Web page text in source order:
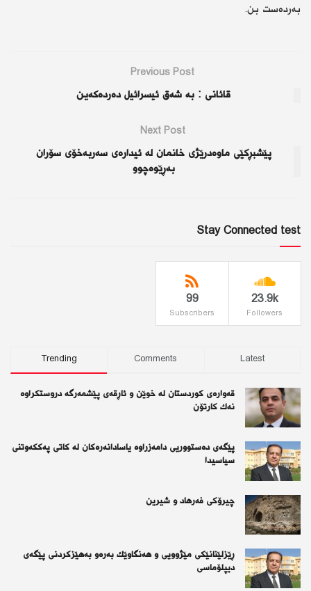
بەردەست بن.
Previous Post
قائانی : بە شەق ئیسرائیل دەردەكەین
Next Post
پێشبڕکێی ماوەدرێژی خانمان لە ئیدارەی سەربەخۆی سۆران
بەڕێوەچوو
Stay Connected test
23.9k
Followers
99
Subscribers
Trending Comments Latest
قەوارەی كوردستان لە خوێن و ئاڕقەی پێشمەرگە دروستكراوە
نەك كارتۆن
پێگەی دەستووریی دامەزراوە یاسادانەرەكان لە كاتی پەككەوتنی
سیاسیدا
چیرۆكی فەرهاد و شیرین
ڕێزلێنانێكی مێژوویی و هەنگاوێك بەرەو بەهێزكردنی پێگەی
دیپلۆماسی